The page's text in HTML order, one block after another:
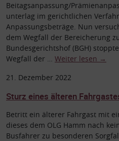
Beitagsanpassung/
unterlag im gerichtlichen
Anpassungsbeträge. Nun
dem Wegfall der Bereicherung
Bundesgerichtshof (BGH)
Wegfall der … Weiter lesen →
21. Dezember 2022
Sturz eines älteren
Betritt ein älterer Fahrgast mit
dieses dem OLG Hamm nach
Busfahrer zu besonderen